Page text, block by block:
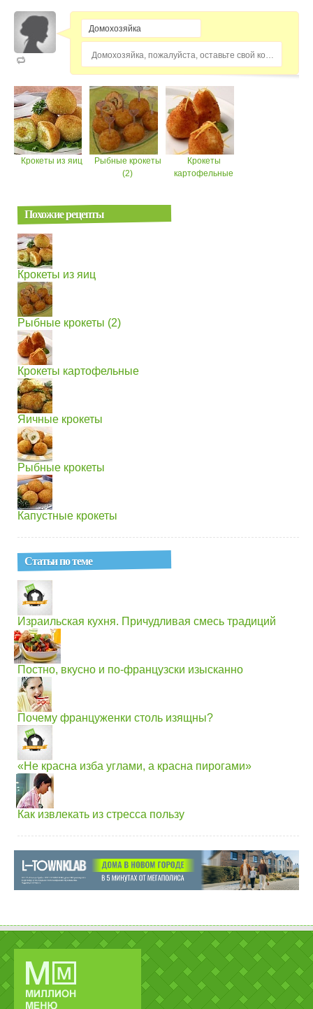
Домохозяйка, пожалуйста, оставьте свой комментарий...
Крокеты из яиц
Рыбные крокеты
(2)
Крокеты
картофельные
Похожие рецепты
Крокеты из яиц
Рыбные крокеты (2)
Крокеты картофельные
Яичные крокеты
Рыбные крокеты
Капустные крокеты
Статьи по теме
Израильская кухня. Причудливая смесь традиций
Постно, вкусно и по-французски изысканно
Почему француженки столь изящны?
«Не красна изба углами, а красна пирогами»
Как извлекать из стресса пользу